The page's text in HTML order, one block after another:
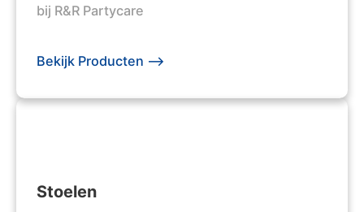
bij R&R Partycare
Bekijk Producten -->
Stoelen